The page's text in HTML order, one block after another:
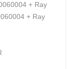
+ Ray
+ Ray